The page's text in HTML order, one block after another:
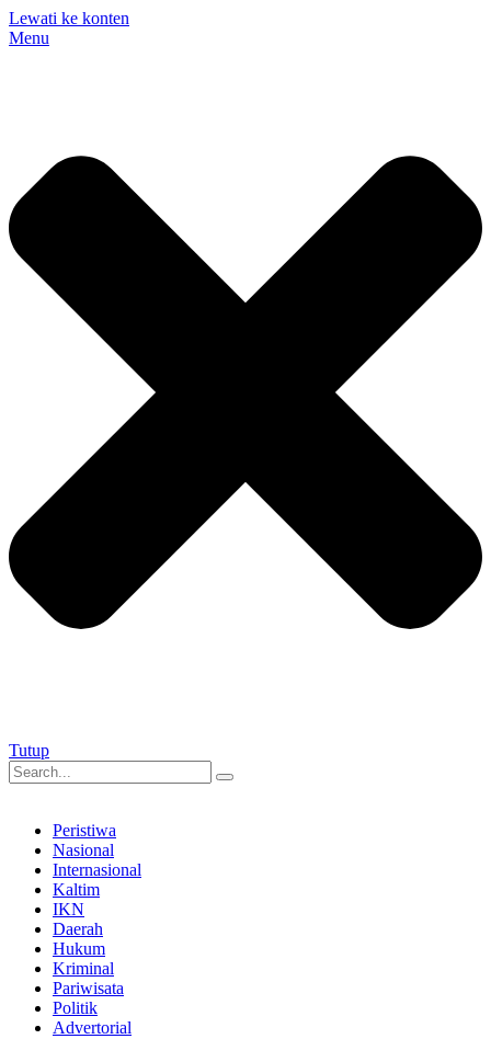
Lewati ke konten
Menu
Tutup
Peristiwa
Nasional
Internasional
Kaltim
IKN
Daerah
Hukum
Kriminal
Pariwisata
Politik
Advertorial